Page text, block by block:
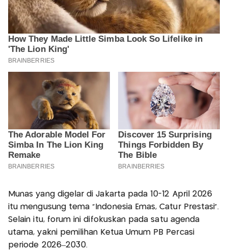
Munas yang digelar di Jakarta pada 10-12 April 2026
itu mengusung tema “Indonesia Emas, Catur Prestasi”.
Selain itu, forum ini difokuskan pada satu agenda
utama, yakni pemilihan Ketua Umum PB Percasi
periode 2026–2030.